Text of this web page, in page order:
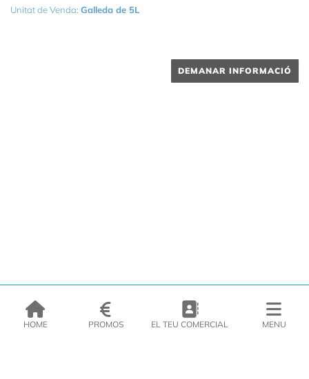
Unitat de Venda: Galleda de 5L
DEMANAR INFORMACIÓ
HOME PROMOS EL TEU COMERCIAL MENU